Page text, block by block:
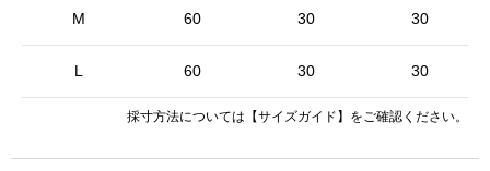
M
L
60 30 30
60 30 30
採寸方法については 【サイズガイド】 をご確認ください。